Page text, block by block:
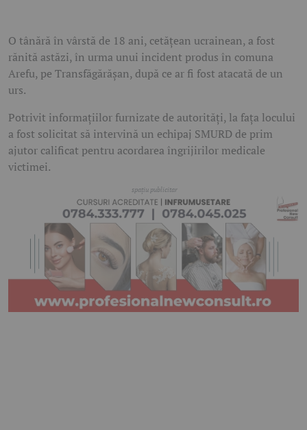
O tânără în vârstă de 18 ani, cetățean ucrainean, a fost
rănită astăzi, în urma unui incident produs în comuna
Arefu, pe Transfăgărășan, după ce ar fi fost atacată de un
urs.
Potrivit informațiilor furnizate de autorități, la fața locului
a fost solicitat să intervină un echipaj SMURD de prim
ajutor calificat pentru acordarea îngrijirilor medicale
victimei.